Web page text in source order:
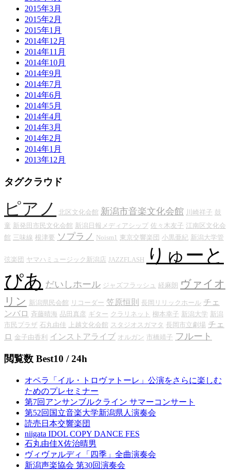
2015年3月
2015年2月
2015年1月
2014年12月
2014年11月
2014年10月
2014年9月
2014年7月
2014年6月
2014年5月
2014年4月
2014年3月
2014年2月
2014年1月
2013年12月
タグクラウド
ピアノ 北区文化会館 新潟市音楽文化会館 川崎祥子 鼓
童 新発田市民文化会館 新潟日報メディアシップ 佐々木友子 江南区文化会
館 三味線 根津要 ソプラノ Noism1 東京交響楽団 小黒亜紀 新潟大学管
弦楽団 ヤマハミュージック新潟店 JAZZFLASH
りゅーと
ぴあ だいしホール ジャズフラッシュ 経麻朗 ヴァイオ
リン 新潟県民会館 リコーダー 笠原恒則 長岡リリックホール チェ
ンバロ 斉藤晴海 品田真彦 ギター クラリネット 柳本幸子 新潟大学 新潟
市民プラザ 石丸由佳 上越文化会館 スタジオスガマタ 長岡市立劇場 チェ
ロ 金子由香利 インストアライブ オルガン 市橋靖子 フルート
閲覧数 Best10 / 24h
オペラ「イル・トロヴァトーレ」公演をさらに楽しむ
ためのプレセミナー
第7回アンサンブルクライン サマーコンサート
第52回国立音楽大学新潟県人演奏会
読売日本交響楽団
niigata IDOL COPY DANCE FES
石丸由佳X佐治晴男
ヴィヴァルディ「四季」全曲演奏会
新潟声楽協会 第30回演奏会